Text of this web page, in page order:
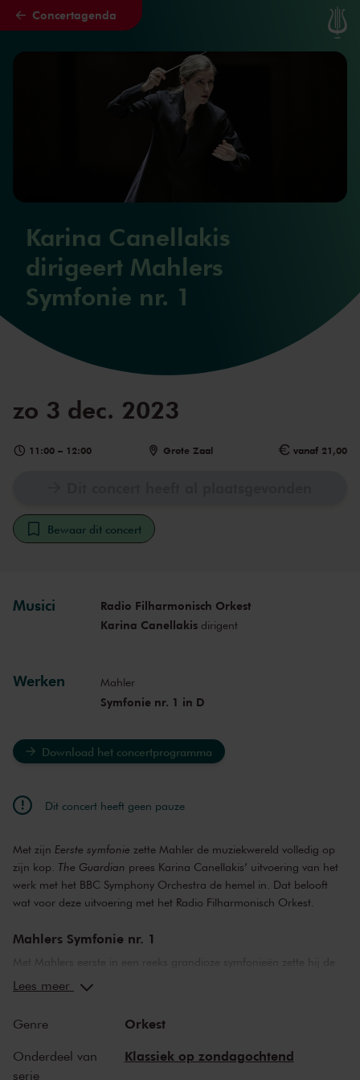
Naar hoofdcontent
Concertagenda
Karina Canellakis
dirigeert Mahlers
Symfonie nr. 1
zo 3 dec. 2023
11:00 – 12:00 Grote Zaal vanaf 21,00
Bewaar dit concert
Musici
Radio Filharmonisch Orkest
Karina Canellakisdirigent
Werken Mahler
Symfonie nr. 1 in D
Download het concertprogramma
Dit concert heeft geen pauze
Met zijn Eerste symfonie zette Mahler de muziekwereld volledig op
zijn kop. The Guardian prees Karina Canellakis’ uitvoering van het
werk met het BBC Symphony Orchestra de hemel in. Dat belooft
wat voor deze uitvoering met het Radio Filharmonisch Orkest.
Mahlers Symfonie nr. 1
Met Mahlers eerste in een reeks grandioze symfonieën zette hij de
muziekwereld volledig op zijn kop. Hoewel de symfonie de natuur
kijken. Het duurde even voordat de wereld de muziek van Mahler
omarmde, maar inmiddels is zijn muziek enorm geliefd. Het begon
allemaal met deze eerste symfonie, vol natuurgeluiden, het
Lees meer
Genre Orkest
Onderdeel van
serie
Klassiek op zondagochtend